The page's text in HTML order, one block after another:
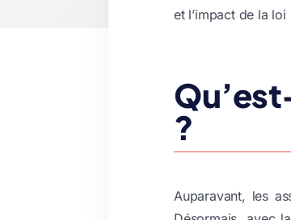
et l’impact de la
?
Auparavant, les